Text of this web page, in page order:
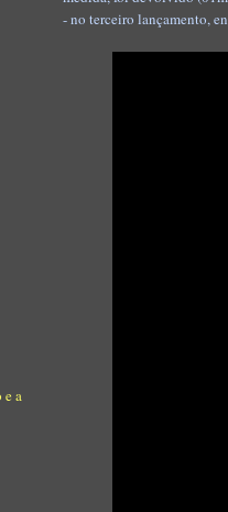
- no terceiro lançamento,
e a